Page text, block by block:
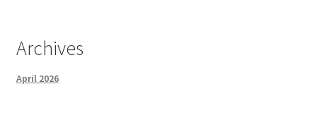
Archives
April 2026